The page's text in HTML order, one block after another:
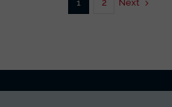
1 2 Next